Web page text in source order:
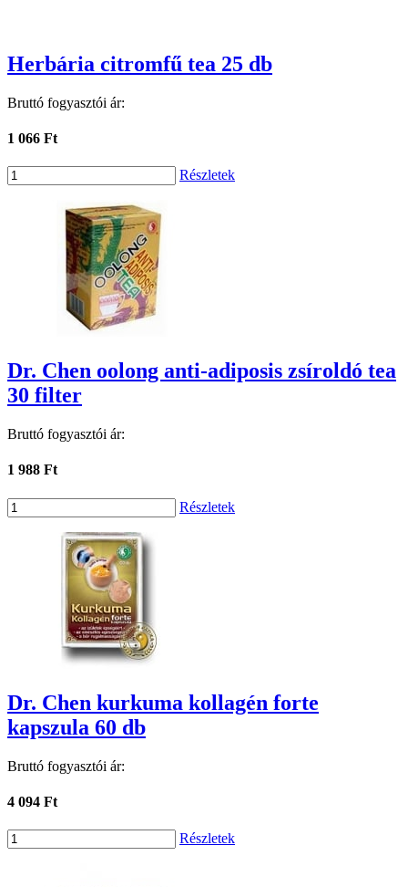
Herbária citromfű tea 25 db
Bruttó fogyasztói ár:
1 066 Ft
Részletek
Dr. Chen oolong anti-adiposis zsíroldó tea
30 filter
Bruttó fogyasztói ár:
1 988 Ft
Részletek
Dr. Chen kurkuma kollagén forte
kapszula 60 db
Bruttó fogyasztói ár:
4 094 Ft
Részletek